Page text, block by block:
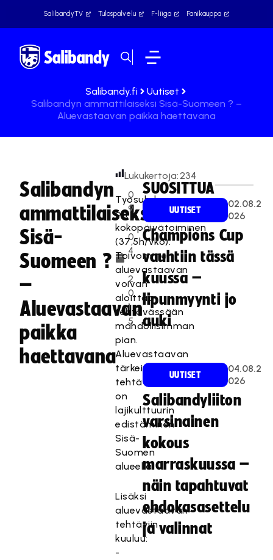
SalibandyTV Tulospalvelu F-liiga Fanikauppa
Salibandy.fi
Uutiset
Salibandyn ammattilaiseksi Sisä-Suomeen ? –
Aluevastaavan paikka haettavana
Salibandyn
ammattilaiseksi
Sisä-
Suomeen ?
–
Aluevastaavan
paikka
haettavana
0
9
.
0
4
.
2
0
1
5
Lukukertoja:234
Työsuhde
on
kokopäivätoiminen
(37,5h/vko).
Toivomme
aluevastaavan
voivan
aloittaa
tehtävässään
mahdollisimman
pian.
Aluevastaavan
tärkeimpiä
tehtäviä
on
lajikulttuurin
edistäminen
Sisä-
Suomen
alueella.
Lisäksi
aluevastaavan
tehtäviin
kuuluu:
-
SUOSITTUA
UUTISET
02.08.2
026
Champions Cup
vauhtiin tässä
kuussa –
lipunmyynti jo
auki
UUTISET
04.08.2
026
Salibandyliiton
varsinainen
kokous
marraskuussa –
näin tapahtuvat
ehdokasasettelu
ja valinnat